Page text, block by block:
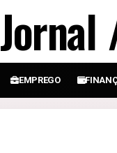
Jornal
EMPREGO